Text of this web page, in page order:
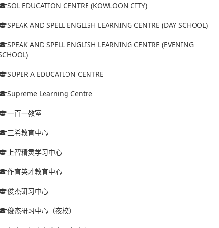
SOL EDUCATION CENTRE (KOWLOON CITY)
SPEAK AND SPELL ENGLISH LEARNING CENTRE (DAY SCHOOL)
SPEAK AND SPELL ENGLISH LEARNING CENTRE (EVENING
SUPER A EDUCATION CENTRE
Supreme Learning Centre
一百一教室
三希教育中心
上智精灵学习中心
作育英才教育中心
俊杰研习中心
俊杰研习中心（夜校）